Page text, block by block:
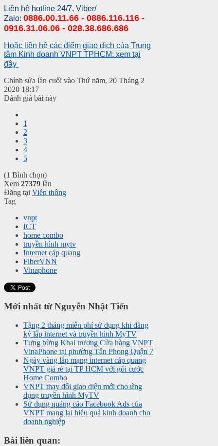
Liên hệ hotline 24/7, Viber/
Zalo: 0886.00.11.66 - 0886.116.116 -
0916.31.06.06 - 028.38.686.686
Hoặc liên hệ các điểm giao dịch của Trung
tâm Kinh doanh VNPT TPHCM: xem tại
đây
Chỉnh sửa lần cuối vào Thứ năm, 20 Tháng 2
2020 18:17
Đánh giá bài này
1
2
3
4
5
(1 Bình chọn)
Xem 27379 lần
Đăng tại Viễn thông
Tag
vnpt
ICT
home combo
truyền hình mytv
Internet cáp quang
FiberVNN
Vinaphone
Mới nhất từ Nguyễn Nhật Tiến
Tặng 2 tháng miễn phí sử dụng khi đăng
ký lắp internet và truyền hình MyTV
Tưng bừng Khai trương Cửa hàng VNPT
VinaPhone tại phường Tân Phong Quận 7
Ngày vàng lắp mạng internet cáp quang
VNPT giá rẻ tại TP HCM với gói cước
Home Combo
VNPT thay đổi giao diện mới cho ứng
dụng truyền hình MyTV
Sử dụng quảng cáo Facebook Ads của
VNPT mang lại hiệu quả kinh doanh cho
doanh nghiệp
Bài liên quan: